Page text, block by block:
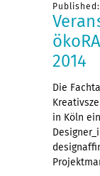
Published:
2014
Die
in Köln